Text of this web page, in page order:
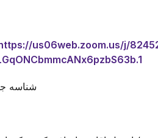
us06web.zoom.us/j/
شناسه جلسه: 824